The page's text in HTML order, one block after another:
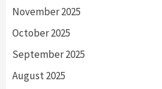
November 2025
October 2025
September 2025
August 2025